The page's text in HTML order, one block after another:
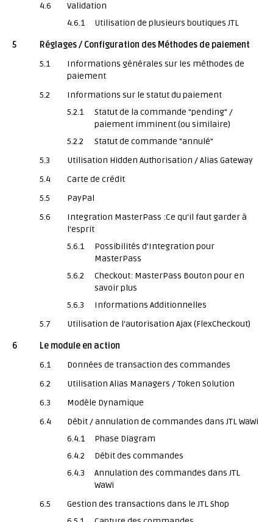
4.6
Validation
4.6.1
Utilisation de plusieurs boutiques JTL
5
Réglages / Configuration des Méthodes de paiement
5.1
Informations générales sur les méthodes de
paiement
5.2
Informations sur le statut du paiement
5.2.1
Statut de la commande "pending" /
paiement imminent (ou similaire)
5.2.2
Statut de commande "annulé"
5.3
Utilisation Hidden Authorisation / Alias Gateway
5.4
Carte de crédit
5.5
PayPal
5.6
Integration MasterPass :Ce qu'il faut garder à
l'esprit
5.6.1
Possibilités d'Integration pour
MasterPass
5.6.2
Checkout: MasterPass Bouton pour en
savoir plus
5.6.3
Informations Additionnelles
5.7
Utilisation de l'autorisation Ajax (FlexCheckout)
6
Le module en action
6.1
Données de transaction des commandes
6.2
Utilisation Alias Managers / Token Solution
6.3
Modèle Dynamique
6.4
Débit / annulation de commandes dans JTL WaWi
6.4.1
Phase Diagram
6.4.2
Débit des commandes
6.4.3
Annulation des commandes dans JTL
WaWi
6.5
Gestion des transactions dans le JTL Shop